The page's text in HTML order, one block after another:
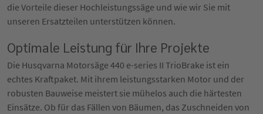
die Vorteile dieser Hochleistungssäge und wie wir Sie mit
unseren Ersatzteilen unterstützen können.
Optimale Leistung für Ihre Projekte
Die Husqvarna Motorsäge 440 e-series II TrioBrake ist ein
echtes Kraftpaket. Mit ihrem leistungsstarken Motor und der
robusten Bauweise meistert sie mühelos auch die härtesten
Einsätze. Ob für das Fällen von Bäumen, das Zuschneiden von